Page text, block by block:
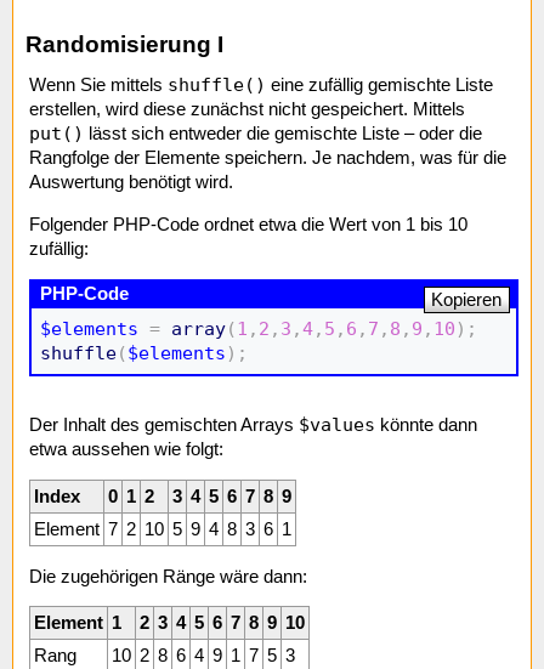
Randomisierung I
Wenn Sie mittels shuffle() eine zufällig gemischte Liste
erstellen, wird diese zunächst nicht gespeichert. Mittels
put()
lässt sich entweder die gemischte Liste – oder die
Rangfolge der Elemente speichern. Je nachdem, was für die
Auswertung benötigt wird.
Folgender PHP-Code ordnet etwa die Wert von 1 bis 10
zufällig:
$elements = array( 1 , 2 , 3 ,4, 5 , 6 , 7 , 8 , 9 , 10 ) ;
shuffle( $elements ) ;
Kopieren
Der Inhalt des gemischten Arrays $values könnte dann
etwa aussehen wie folgt:
Index 0 1 2 3 4 5 6 7 8 9
Element 7 2 10 5 9 4 8 3 6 1
Die zugehörigen Ränge wäre dann:
Element 1 2 3 4 5 6 7 8 9 10
Rang
10 2 8 6 4 9 1 7 5 3